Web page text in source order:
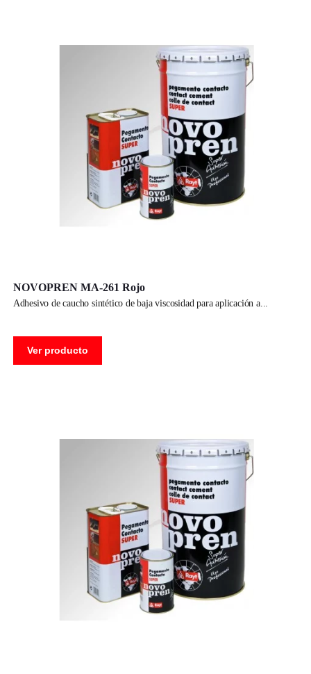
NOVOPREN MA-261 Rojo
adhesivo de caucho sintético de baja viscosidad para aplicación a
Ver producto